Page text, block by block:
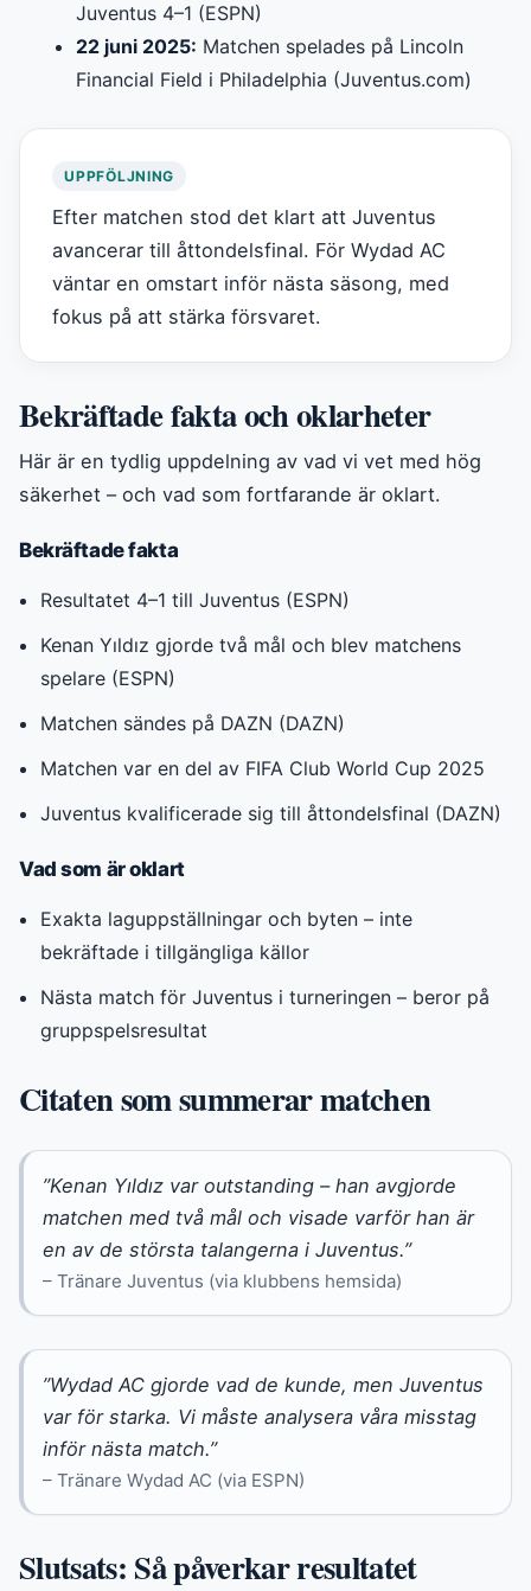
Juventus 4–1 (ESPN)
22 juni 2025: Matchen spelades på Lincoln
Financial Field i Philadelphia (Juventus.com)
UPPFÖLJNING
Efter matchen stod det klart att Juventus
avancerar till åttondelsfinal. För Wydad AC
väntar en omstart inför nästa säsong, med
fokus på att stärka försvaret.
Bekräftade fakta och oklarheter
Här är en tydlig uppdelning av vad vi vet med hög
säkerhet – och vad som fortfarande är oklart.
Bekräftade fakta
Resultatet 4–1 till Juventus (ESPN)
Kenan Yıldız gjorde två mål och blev matchens
spelare (ESPN)
Matchen sändes på DAZN (DAZN)
Matchen var en del av FIFA Club World Cup 2025
Juventus kvalificerade sig till åttondelsfinal (DAZN)
Vad som är oklart
Exakta laguppställningar och byten – inte
bekräftade i tillgängliga källor
Nästa match för Juventus i turneringen – beror på
gruppspelsresultat
Citaten som summerar matchen
”Kenan Yıldız var outstanding – han avgjorde
matchen med två mål och visade varför han är
en av de största talangerna i Juventus.”
– Tränare Juventus (via klubbens hemsida)
”Wydad AC gjorde vad de kunde, men Juventus
var för starka. Vi måste analysera våra misstag
inför nästa match.”
– Tränare Wydad AC (via ESPN)
Slutsats: Så påverkar resultatet